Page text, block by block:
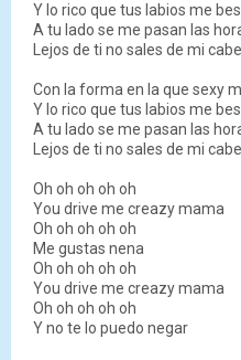
Y lo rico que tus labios me
A tu lado se me pasan las
Lejos de ti no sales de mi
Con la forma en la que sexy
Y lo rico que tus labios me
A tu lado se me pasan las
Lejos de ti no sales de mi
Oh oh oh oh oh
You drive me creazy mama
Oh oh oh oh oh
Me gustas nena
Oh oh oh oh oh
You drive me creazy mama
Oh oh oh oh oh
Y no te lo puedo negar